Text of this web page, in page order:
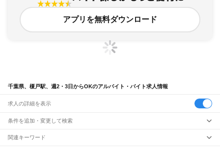
アプリを無料ダウンロード
千葉県、榎戸駅、週2・3日からOKのアルバイト・バイト求人情報
求人の詳細を表示
条件を追加・変更して検索
市区町村を追加・変更
関連キーワード